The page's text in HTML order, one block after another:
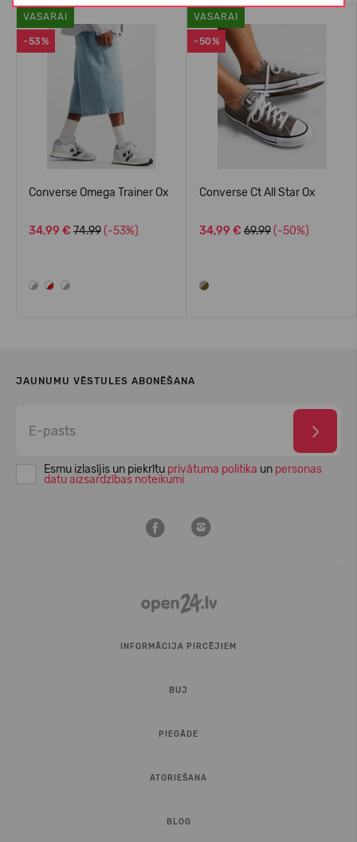
-53%
VASARAI
Converse Omega Trainer Ox
34,99 € 74.99 (-53%)
-50%
VASARAI
Converse Ct All Star Ox
34,99 € 69.99 (-50%)
JAUNUMU VĒSTULES ABONĒŠANA
Esmu izlasījis un piekrītu privātuma politika un personas
datu aizsardzības noteikumi
INFORMĀCIJA PIRCĒJIEM
BUJ
PIEGĀDE
ATGRIEŠANA
BLOG